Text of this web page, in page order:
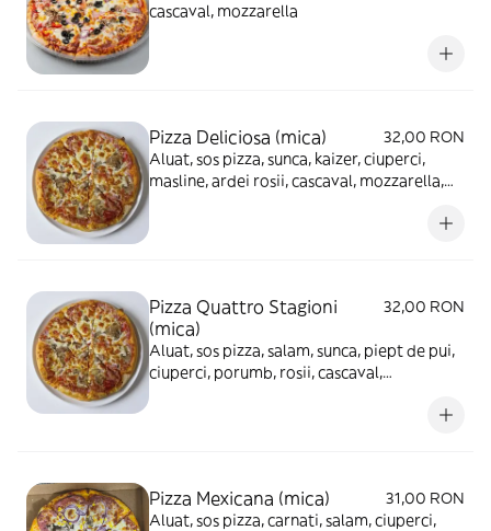
cascaval, mozzarella
Pizza Deliciosa (mica)
32,00 RON
Aluat, sos pizza, sunca, kaizer, ciuperci,
masline, ardei rosii, cascaval, mozzarella,
Pizza Quattro Stagioni
(mica)
32,00 RON
Aluat, sos pizza, salam, sunca, piept de pui,
ciuperci, porumb, rosii, cascaval,
Pizza Mexicana (mica)
31,00 RON
Aluat, sos pizza, carnati, salam, ciuperci,